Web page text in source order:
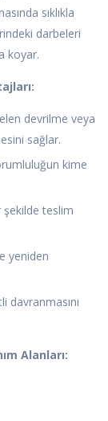
sıklıkla
darbeleri
koyar.
devrilme veya
sağlar.
kime
şekilde teslim
yeniden
davranmasını
Alanları: